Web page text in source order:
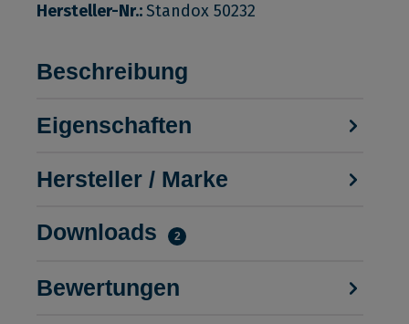
Hersteller-Nr.:Standox 50232
Beschreibung
Eigenschaften
Hersteller / Marke
Downloads 2
Bewertungen